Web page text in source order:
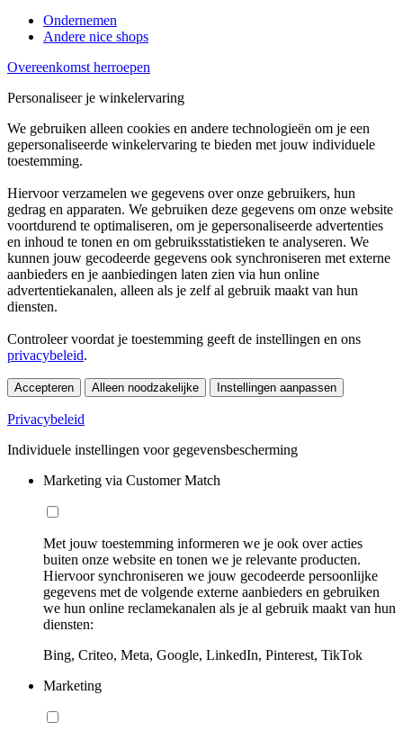
Ondernemen
Andere nice shops
Overeenkomst herroepen
Personaliseer je winkelervaring
We gebruiken alleen cookies en andere technologieën om je een
gepersonaliseerde winkelervaring te bieden met jouw individuele
toestemming.
Hiervoor verzamelen we gegevens over onze gebruikers, hun
gedrag en apparaten. We gebruiken deze gegevens om onze website
voortdurend te optimaliseren, om je gepersonaliseerde advertenties
en inhoud te tonen en om gebruiksstatistieken te analyseren. We
kunnen jouw gecodeerde gegevens ook synchroniseren met externe
aanbieders en je aanbiedingen laten zien via hun online
advertentiekanalen, alleen als je zelf al gebruik maakt van hun
diensten.
Controleer voordat je toestemming geeft de instellingen en ons
privacybeleid.
Accepteren Alleen noodzakelijke Instellingen aanpassen
Privacybeleid
Individuele instellingen voor gegevensbescherming
Marketing via Customer Match
Met jouw toestemming informeren we je ook over acties
buiten onze website en tonen we je relevante producten.
Hiervoor synchroniseren we jouw gecodeerde persoonlijke
gegevens met de volgende externe aanbieders en gebruiken
we hun online reclamekanalen als je al gebruik maakt van hun
diensten:
Bing, Criteo, Meta, Google, LinkedIn, Pinterest, TikTok
Marketing